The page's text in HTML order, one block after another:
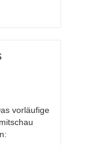
vorläufige